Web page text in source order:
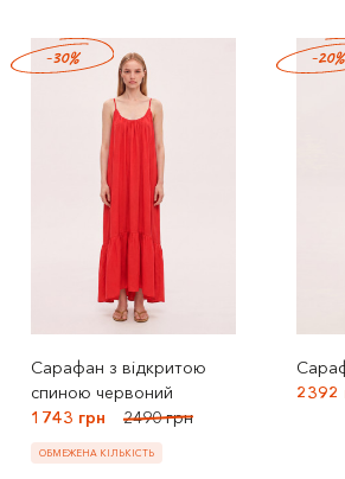
Сарафан з відкритою
спиною червоний
1743 грн
2490 грн
ОБМЕЖЕНА КІЛЬКІСТЬ
-30%
2392
-20%